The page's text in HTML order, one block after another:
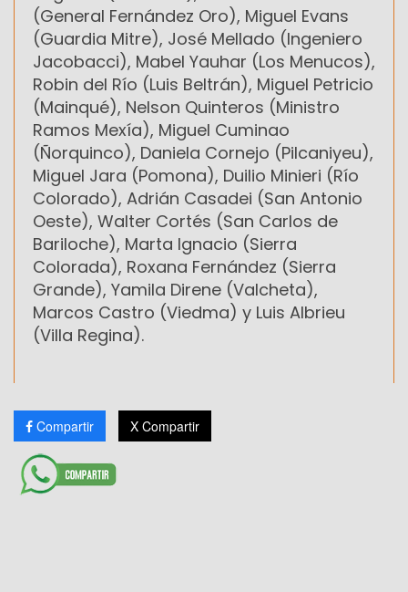
(General Fernández Oro), Miguel Evans
(Guardia Mitre), José Mellado (Ingeniero
Jacobacci), Mabel Yauhar (Los Menucos),
Robin del Río (Luis Beltrán), Miguel Petricio
(Mainqué), Nelson Quinteros (Ministro
Ramos Mexía), Miguel Cuminao
(Ñorquinco), Daniela Cornejo (Pilcaniyeu),
Miguel Jara (Pomona), Duilio Minieri (Río
Colorado), Adrián Casadei (San Antonio
Oeste), Walter Cortés (San Carlos de
Bariloche), Marta Ignacio (Sierra
Colorada), Roxana Fernández (Sierra
Grande), Yamila Direne (Valcheta),
Marcos Castro (Viedma) y Luis Albrieu
(Villa Regina).
Compartir X Compartir